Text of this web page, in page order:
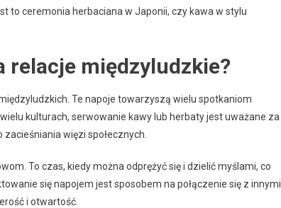
to ceremonia herbaciana w Japonii, czy kawa w stylu
relacje międzyludzkie?
Te napoje towarzyszą wielu spotkaniom
kulturach, serwowanie kawy lub herbaty jest uważane za
więzi społecznych.
To czas, kiedy można odprężyć się i dzielić myślami, co
się napojem jest sposobem na połączenie się z innymi
i otwartość.